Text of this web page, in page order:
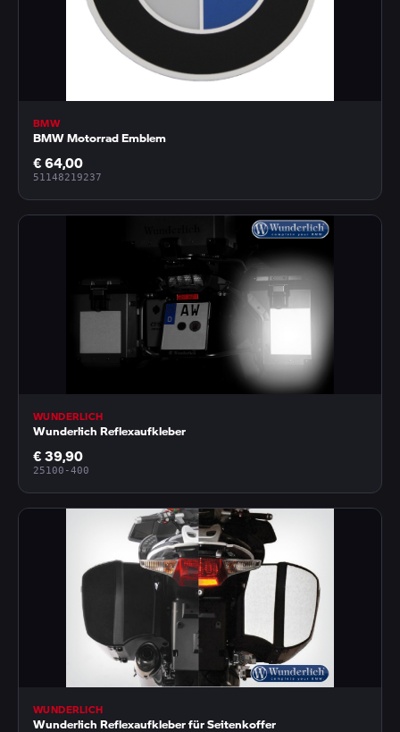
BMW
BMW Motorrad Emblem
€ 64,00
51148219237
WUNDERLICH
Wunderlich Reflexaufkleber
€ 39,90
25100-400
WUNDERLICH
Wunderlich Reflexaufkleber für Seitenkoffer